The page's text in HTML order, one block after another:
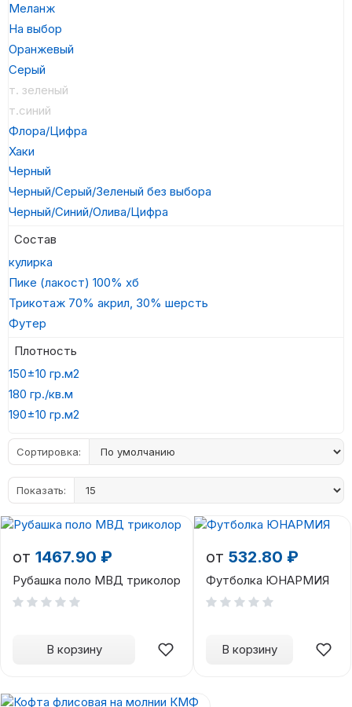
Меланж
На выбор
Оранжевый
Серый
т. зеленый
т.синий
Флора/Цифра
Хаки
Черный
Черный/Серый/Зеленый без выбора
Черный/Синий/Олива/Цифра
Состав
кулирка
Пике (лакост) 100% хб
Трикотаж 70% акрил, 30% шерсть
Футер
Плотность
150±10 гр.м2
180 гр./кв.м
190±10 гр.м2
Сортировка:
Показать:
от 1467.90 ₽
Рубашка поло МВД триколор
В корзину
от 532.80 ₽
Футболка ЮНАРМИЯ
В корзину